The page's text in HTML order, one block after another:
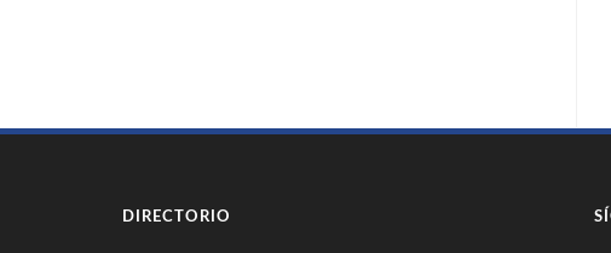
DIRECTORIO